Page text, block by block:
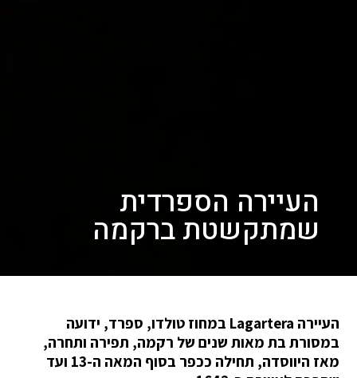
העיירה הספרדית
שמתקשטת ברקמה
העיירה Lagartera במחוז טולדו, ספרד, ידועה
במסורת בת מאות שנים של רקמה, תפירה ותחרה,
מאז היווסדה, תחילה ככפר בסוף המאה ה-13 ועד